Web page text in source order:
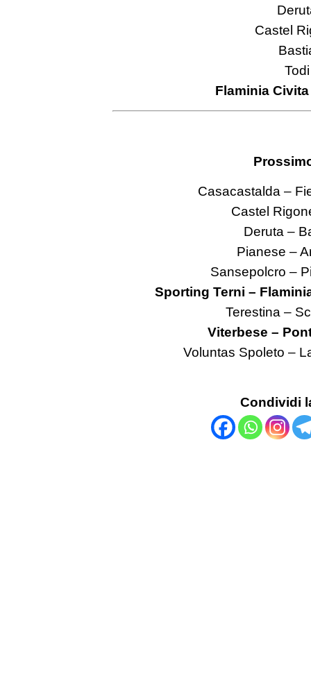
Castel
Flaminia
Casacastalda –
Castel
Deruta –
Pianese –
Sansepolcro –
Sporting Terni –
Terestina –
Viterbese –
Voluntas Spoleto –
Condividi